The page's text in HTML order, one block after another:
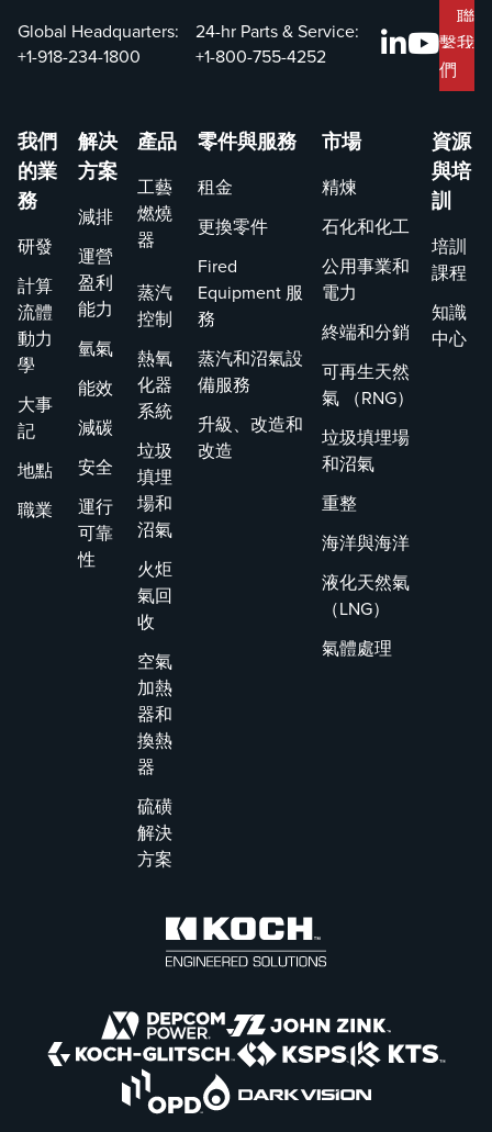
容性。改造
成功實現了
性能獎，並
展示了我們
在優化工業
燃燒系統方
面的專業知
識。
一個團隊來
解決這個問
案。QAPCO
夠滿足極其
緊迫的期限
伴。在最初
通話后的三
天內，John
Zink 就前往
QAPCO，會
見了他們的
領導團隊，
並承諾在短
90 米高的
火炬組合系
專案通常需
CO 排
SOLEX™
燒系統
John
技術工
燒器，
一般煉
加熱器
計有兩
燒區，
傳統的
Global Headquarters:
+1-918-234-1800
24-hr Parts & Service:
+1-800-755-4252
聯
繫我
們
我們
的業
務
研發
計算
流體
動力
學
大事
記
地點
職業
解决
方案
減排
運營
盈利
能力
氫氣
能效
減碳
安全
運行
可靠
性
產品
工藝
燃燒
器
蒸汽
控制
熱氧
化器
系統
垃圾
填埋
場和
沼氣
火炬
氣回
收
空氣
加熱
器和
換熱
器
硫磺
解決
方案
零件與服務
租金
更換零件
Fired
Equipment 服
務
蒸汽和沼氣設
備服務
升級、改造和
改造
市場
精煉
石化和化工
公用事業和
電力
終端和分銷
可再生天然
氣 （RNG）
垃圾填埋場
和沼氣
重整
海洋與海洋
液化天然氣
（LNG）
氣體處理
資源
與培
訓
培訓
課程
知識
中心